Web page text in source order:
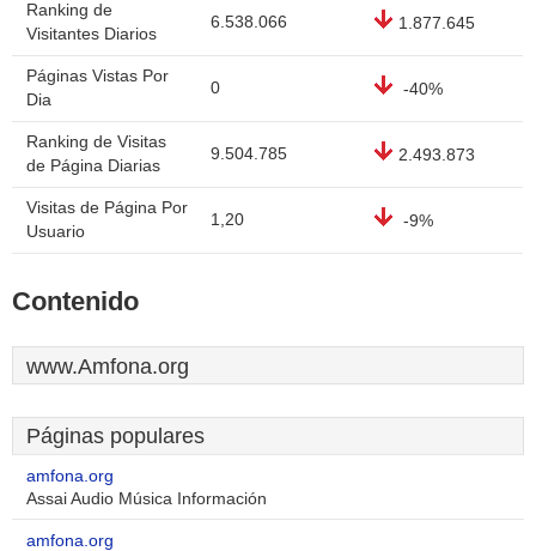
Ranking de
Visitantes Diarios
6.538.066 1.877.645
Páginas Vistas Por
Dia
0 -40%
Ranking de Visitas
de Página Diarias
9.504.785 2.493.873
Visitas de Página Por
Usuario
1,20 -9%
Contenido
www.Amfona.org
Páginas populares
amfona.org
Assai Audio Música Información
amfona.org